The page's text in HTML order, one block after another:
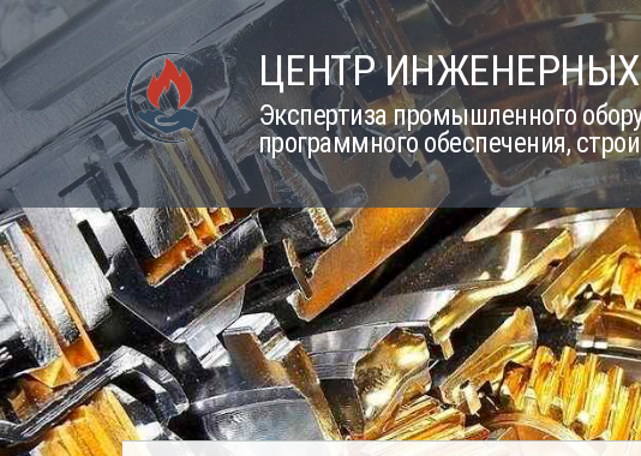
Skip
to
content
ЦЕНТР
Экспертиза промышленного
программного обеспечения,